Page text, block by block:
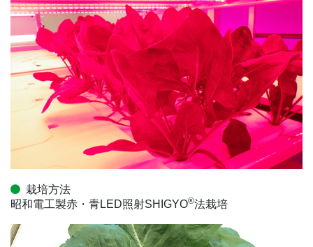
栽培方法
昭和電工製赤・青LED照射SHIGYO®法栽培